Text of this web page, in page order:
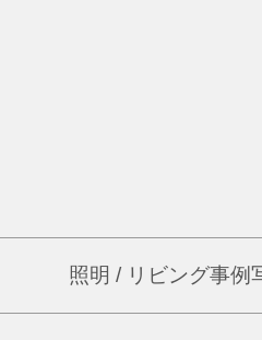
照明 / リビング事例